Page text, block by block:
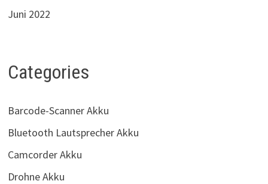
Juni 2022
Categories
Barcode-Scanner Akku
Bluetooth Lautsprecher Akku
Camcorder Akku
Drohne Akku